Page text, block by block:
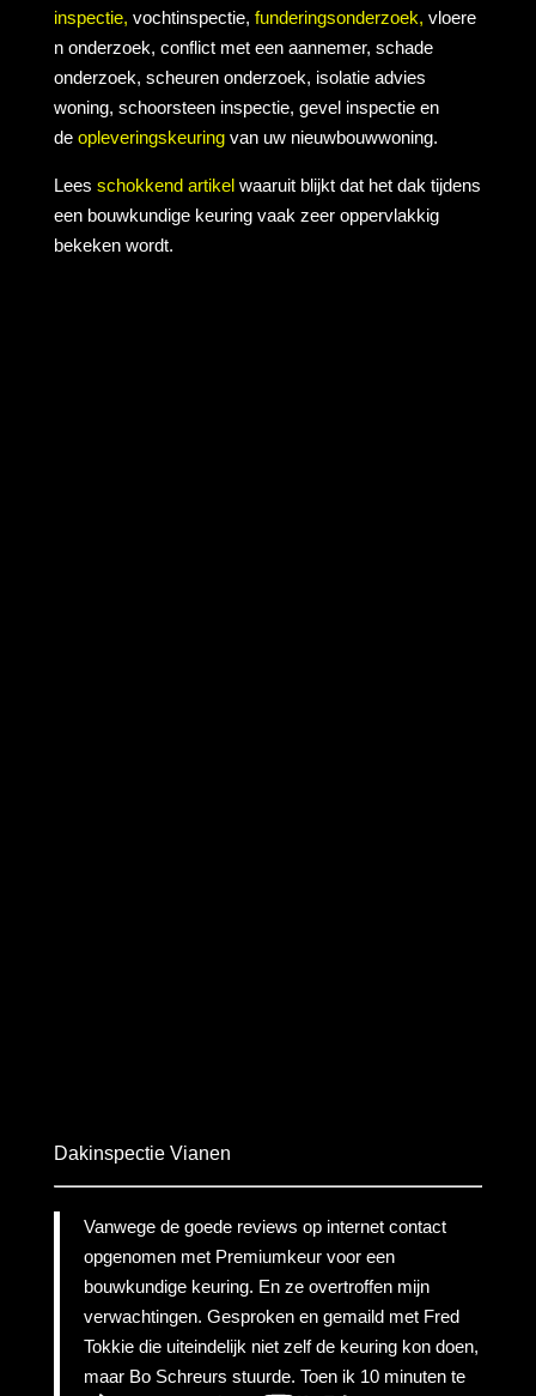
inspectie, vochtinspectie, funderingsonderzoek, vloere
n onderzoek, conflict met een aannemer, schade
onderzoek, scheuren onderzoek, isolatie advies
woning, schoorsteen inspectie, gevel inspectie en
de opleveringskeuringvan uw nieuwbouwwoning.
Lees schokkend artikelwaaruit blijkt dat het dak tijdens
een bouwkundige keuring vaak zeer oppervlakkig
bekeken wordt.
Dakinspectie Vianen
Vanwege de goede reviews op internet contact
opgenomen met Premiumkeur voor een
bouwkundige keuring. En ze overtroffen mijn
verwachtingen. Gesproken en gemaild met Fred
Tokkie die uiteindelijk niet zelf de keuring kon doen,
maar Bo Schreurs stuurde. Toen ik 10 minuten te